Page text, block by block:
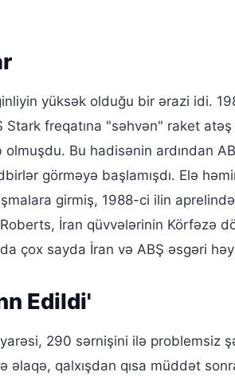
yüksək olduğu bir ərazi idi.
Stark freqatına "səhvən" raket
Bu hadisənin ardından
görməyə başlamışdı. Elə
girmiş, 1988-ci ilin
İran qüvvələrinin Körfəzə
çox sayda İran və ABŞ əsgəri
Edildi'
290 sərnişini ilə problemsiz
əlaqə, qalxışdan qısa müddət